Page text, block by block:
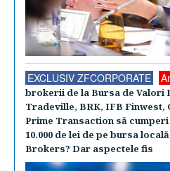
EXCLUSIV ZFCORPORATE
brokerii de la Bursa de Valori
Tradeville, BRK, IFB Finwest,
Prime Transaction să cumperi
10.000 de lei de pe bursa
Brokers? Dar aspectele fis